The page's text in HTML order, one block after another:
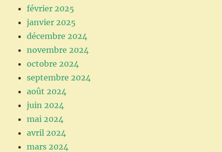
février 2025
janvier 2025
décembre 2024
novembre 2024
octobre 2024
septembre 2024
août 2024
juin 2024
mai 2024
avril 2024
mars 2024